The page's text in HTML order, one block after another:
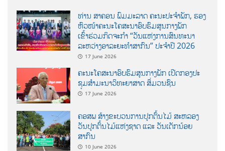
ທ່ານ ສາຄອນ ພົມມະລາດ ຄະນະປະຈໍາພັກ, ຮອງ
ຫົວໜ້າຄະນະໂຄສະນາອົບຮົມສູນກາງພັກ
ເຂົ້າຮ່ວມກິດຈະກຳ “ວັນແຫ່ງການສົນທະນາ
ລະຫວ່າງອາລະຍະທຳສາກົນ” ປະຈຳປີ 2026
17 June 2026
ຄະນະໂຄສະນາອົບຮົມສູນກາງພັກ ເປີດກອງປະ
ຊຸມສຳມະນາວິທະຍາສາດ ສຶ່ມວນຊົນ
17 June 2026
ຄອສພ ສ້າງຂະບວນການປູກຕົ້ນໄມ້ ສະຫລອງ
ວັນປູກຕົ້ນໄມ້ແຫ່ງຊາດ ແລະ ວັນເດັກນ້ອຍ
ສາກົນ
10 June 2026